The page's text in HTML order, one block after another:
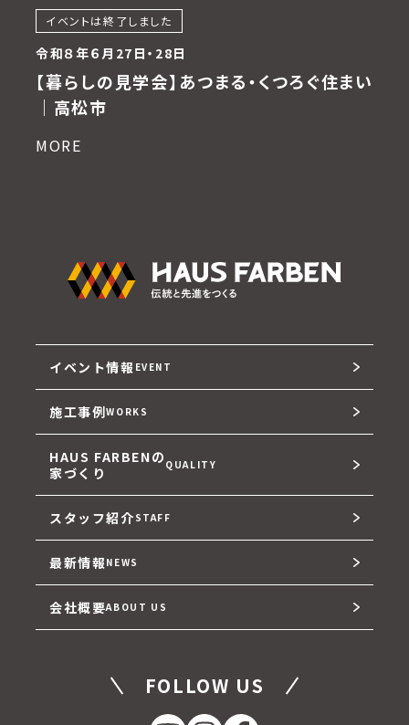
イベントは終了しました
令和８年６月27日・28日
【暮らしの見学会】あつまる・くつろぐ住まい
｜高松市
MORE
イベント情報 EVENT
施工事例WORKS
HAUS FARBENの
家づくり
QUALITY
スタッフ紹介 STAFF
最新情報 NEWS
会社概要ABOUT US
FOLLOW US